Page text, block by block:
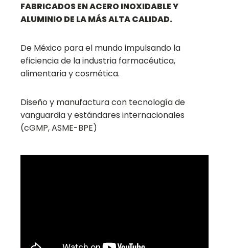
FABRICADOS EN ACERO INOXIDABLE Y
ALUMINIO DE LA MÁS ALTA CALIDAD.
De México para el mundo impulsando la
eficiencia de la industria farmacéutica,
alimentaria y cosmética.
Diseño y manufactura con tecnología de
vanguardia y estándares internacionales
(cGMP, ASME-BPE)